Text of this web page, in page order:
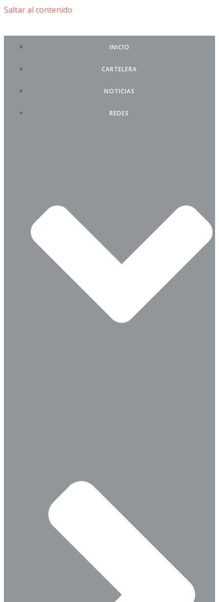
Saltar al contenido
INICIO
CARTELERA
NOTICIAS
REDES